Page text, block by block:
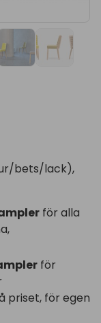
bets/lack),
för alla
för
priset, för egen